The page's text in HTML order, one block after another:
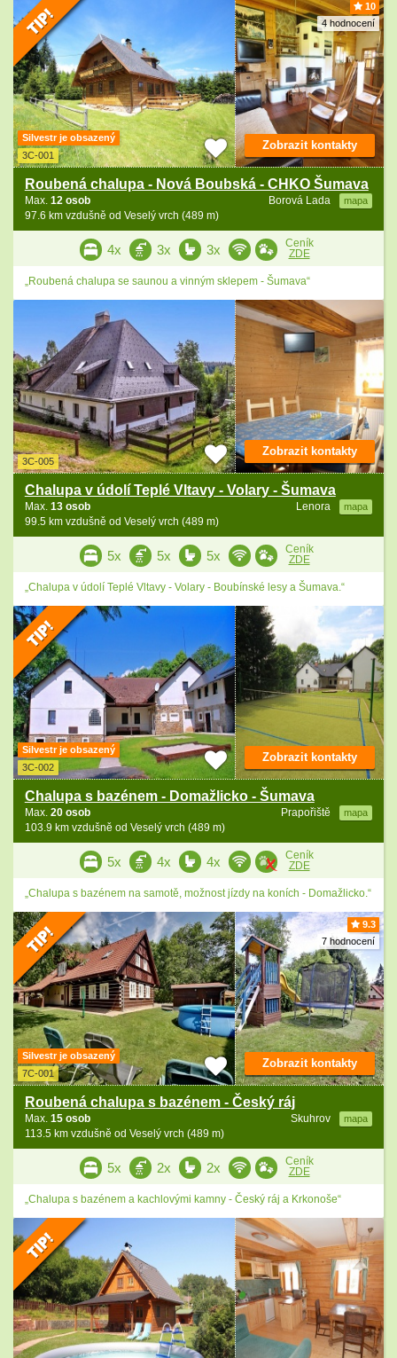
10
4 hodnocení
Silvestr je obsazený
3C-001
Roubená chalupa - Nová Boubská - CHKO Šumava
Borová Lada mapa
Max. 12 osob
97.6 km vzdušně od Veselý vrch (489 m)
Zobrazit kontakty
4x 3x 3x
Ceník
ZDE
„Roubená chalupa se saunou a vinným sklepem - Šumava“
3C-005
Chalupa v údolí Teplé Vltavy - Volary - Šumava
Lenora mapa
Max. 13 osob
99.5 km vzdušně od Veselý vrch (489 m)
Zobrazit kontakty
5x 5x 5x
Ceník
ZDE
„Chalupa v údolí Teplé Vltavy - Volary - Boubínské lesy a Šumava.“
Silvestr je obsazený
3C-002
Chalupa s bazénem - Domažlicko - Šumava
Prapořiště mapa
Max. 20 osob
103.9 km vzdušně od Veselý vrch (489 m)
Zobrazit kontakty
5x 4x 4x
Ceník
ZDE
„Chalupa s bazénem na samotě, možnost jízdy na koních - Domažlicko.“
9.3
7 hodnocení
Silvestr je obsazený
7C-001
Roubená chalupa s bazénem - Český ráj
Skuhrov mapa
Max. 15 osob
113.5 km vzdušně od Veselý vrch (489 m)
Zobrazit kontakty
5x 2x 2x
Ceník
ZDE
„Chalupa s bazénem a kachlovými kamny - Český ráj a Krkonoše“